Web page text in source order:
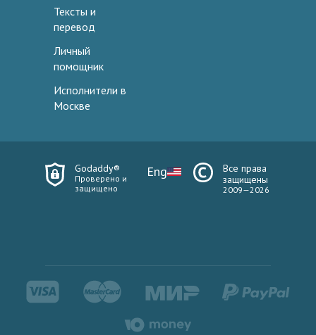
Тексты и
перевод
Личный
помощник
Исполнители в
Москве
Godaddy®
Проверено и
защищено
Eng
Все права
защищены
2009—2026